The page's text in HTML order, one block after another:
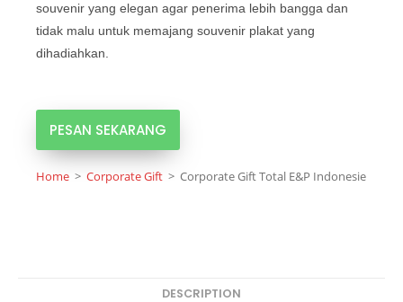
souvenir yang elegan agar penerima lebih bangga dan
tidak malu untuk memajang souvenir plakat yang
dihadiahkan.
PESAN SEKARANG
Home > Corporate Gift > Corporate Gift Total E&P Indonesie
DESCRIPTION